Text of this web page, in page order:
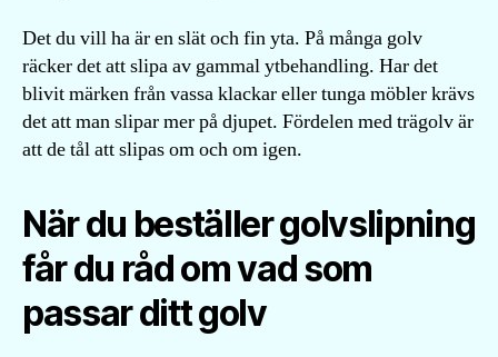
Det du vill ha är en slät och fin yta. På många golv
räcker det att slipa av gammal ytbehandling. Har det
blivit märken från vassa klackar eller tunga möbler krävs
det att man slipar mer på djupet. Fördelen med trägolv är
att de tål att slipas om och om igen.
När du beställer golvslipning
får du råd om vad som
passar ditt golv